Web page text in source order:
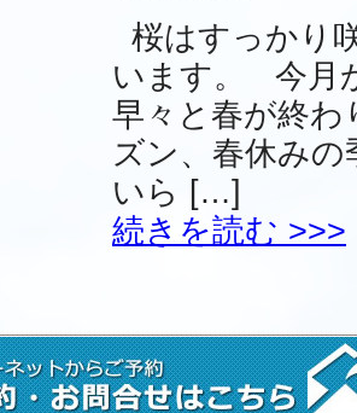
桜はすっかり
います。 今月
早々と春が終
ズン、春休み
いら […]
続きを読む >>>